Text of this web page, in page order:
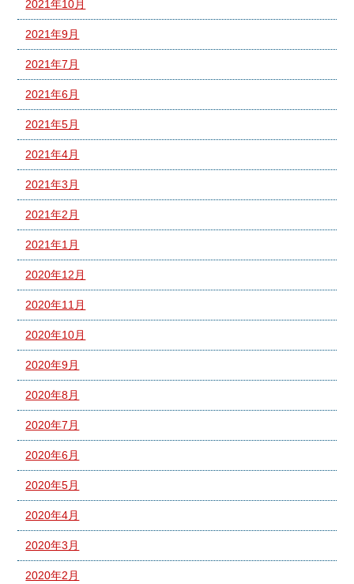
2021年10月
2021年9月
2021年7月
2021年6月
2021年5月
2021年4月
2021年3月
2021年2月
2021年1月
2020年12月
2020年11月
2020年10月
2020年9月
2020年8月
2020年7月
2020年6月
2020年5月
2020年4月
2020年3月
2020年2月